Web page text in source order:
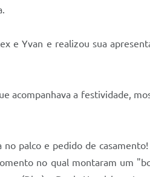
e Yvan e realizou sua
acompanhava a festividade,
palco e pedido de
no qual montaram um